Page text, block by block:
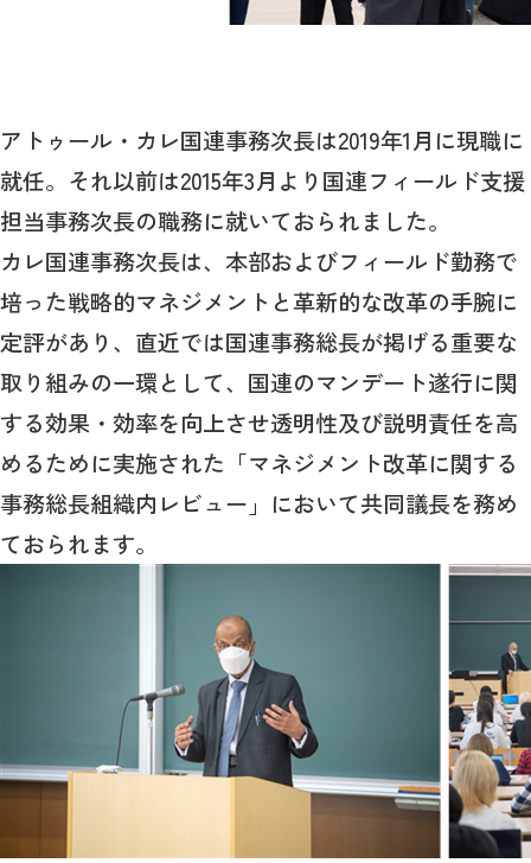
アトゥール・カレ国連事務次長は2019年1月に現職に
就任。それ以前は2015年3月より国連フィールド支援
担当事務次長の職務に就いておられました。
カレ国連事務次長は、本部およびフィールド勤務で
培った戦略的マネジメントと革新的な改革の手腕に
定評があり、直近では国連事務総長が掲げる重要な
取り組みの一環として、国連のマンデート遂行に関
する効果・効率を向上させ透明性及び説明責任を高
めるために実施された「マネジメント改革に関する
事務総長組織内レビュー」において共同議長を務め
ておられます。